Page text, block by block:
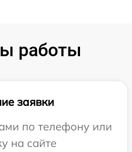
работы
заявки
по телефону или
на сайте